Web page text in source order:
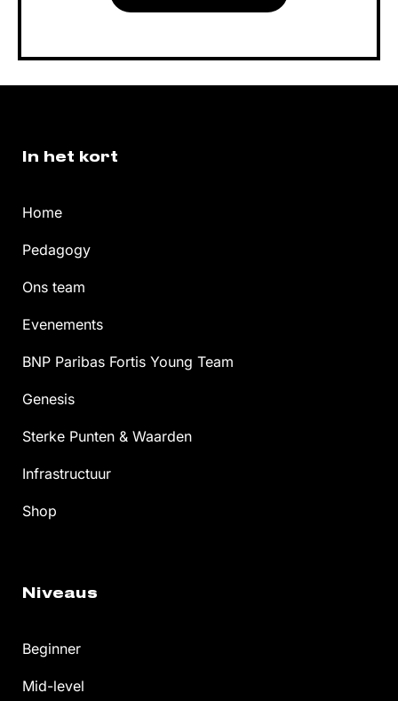
In het kort
Home
Pedagogy
Ons team
Evenements
BNP Paribas Fortis Young Team
Genesis
Sterke Punten & Waarden
Infrastructuur
Shop
Niveaus
Beginner
Mid-level